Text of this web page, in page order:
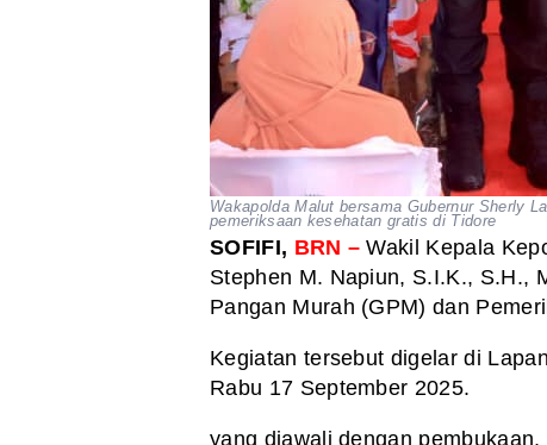
Wakapolda Malut bersama Gubernur Sherly
pemeriksaan kesehatan gratis di Tidore
SOFIFI, BRN –Wakil Kepala
Stephen M. Napiun, S.I.K., S.H.,
Pangan Murah (GPM) dan
Kegiatan tersebut digelar di
Rabu 17 September 2025.
yang diawali dengan